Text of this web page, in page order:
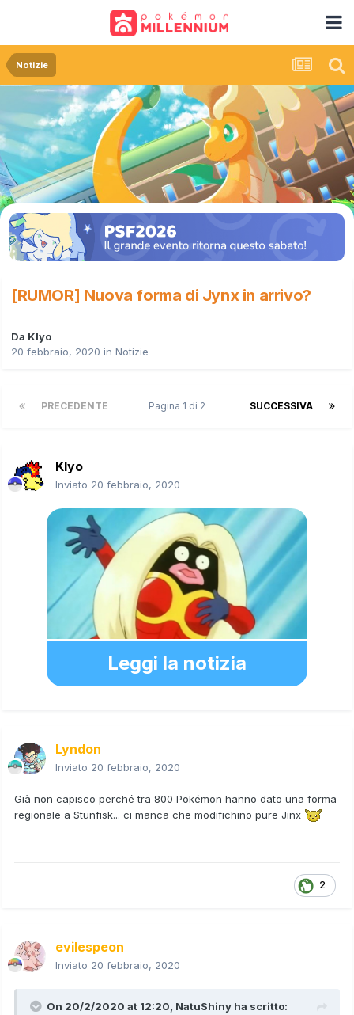
Notizie
[RUMOR] Nuova forma di Jynx in arrivo?
Da Klyo
20 febbraio, 2020 in Notizie
PRECEDENTE SUCCESSIVA
Pagina 1 di 2
Klyo
Inviato 20 febbraio, 2020
Leggi la notizia
Lyndon
Inviato 20 febbraio, 2020
Già non capisco perché tra 800 Pokémon hanno dato una forma
regionale a Stunfisk... ci manca che modifichino pure Jinx
2
evilespeon
Inviato 20 febbraio, 2020
On 20/2/2020 at 12:20, NatuShiny ha scritto: